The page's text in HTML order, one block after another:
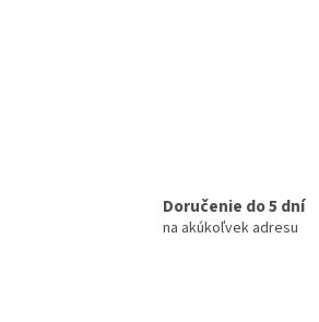
Doručenie do 5 dní
na akúkoľvek adresu